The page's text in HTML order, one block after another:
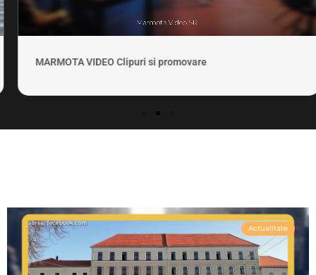
MARMOTA VIDEO Clipuri si promovare
Actualitate